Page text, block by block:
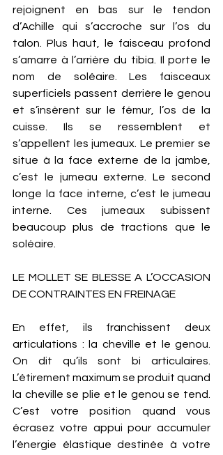
rejoignent en bas sur le tendon
d’Achille qui s’accroche sur l’os du
talon. Plus haut, le faisceau profond
s’amarre à l’arrière du tibia. Il porte le
nom de soléaire. Les faisceaux
superficiels passent derrière le genou
et s’insèrent sur le fémur, l’os de la
cuisse. Ils se ressemblent et
s’appellent les jumeaux. Le premier se
situe à la face externe de la jambe,
c’est le jumeau externe. Le second
longe la face interne, c’est le jumeau
interne. Ces jumeaux subissent
beaucoup plus de tractions que le
soléaire.
LE MOLLET SE BLESSE A L’OCCASION
DE CONTRAINTES EN FREINAGE
En effet, ils franchissent deux
articulations : la cheville et le genou.
On dit qu’ils sont bi articulaires.
L’étirement maximum se produit quand
la cheville se plie et le genou se tend.
C’est votre position quand vous
écrasez votre appui pour accumuler
l’énergie élastique destinée à votre